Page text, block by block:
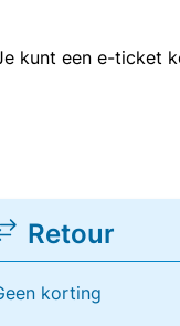
kunt een e-
Retour
korting